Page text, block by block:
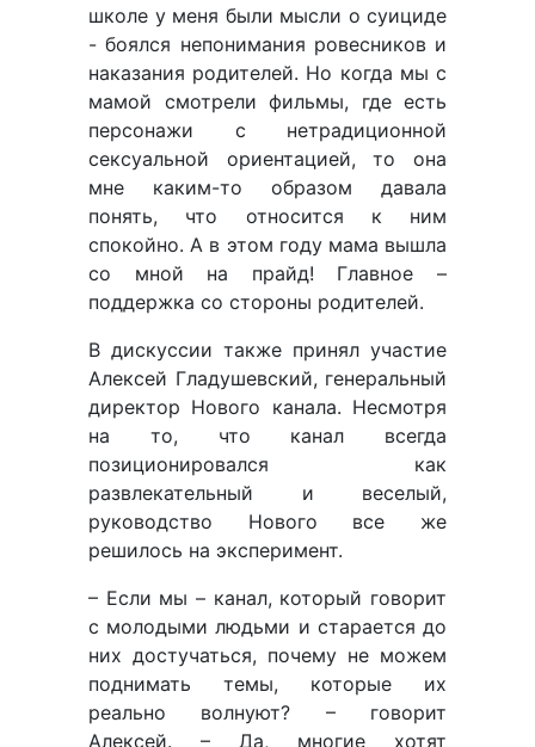
школе у меня были мысли о суициде
- боялся непонимания ровесников и
наказания родителей. Но когда мы с
мамой смотрели фильмы, где есть
персонажи с нетрадиционной
сексуальной ориентацией, то она
мне каким-то образом давала
понять, что относится к ним
спокойно. А в этом году мама вышла
со мной на прайд! Главное –
поддержка со стороны родителей.
В дискуссии также принял участие
Алексей Гладушевский, генеральный
директор Нового канала. Несмотря
на то, что канал всегда
позиционировался как
развлекательный и веселый,
руководство Нового все же
решилось на эксперимент.
– Если мы – канал, который говорит
с молодыми людьми и старается до
них достучаться, почему не можем
поднимать темы, которые их
реально волнуют? – говорит
Алексей. – Да, многие хотят